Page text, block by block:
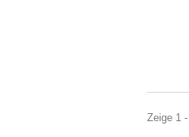
Zeige 1